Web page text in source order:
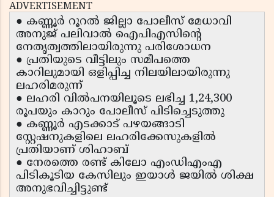
ADVERTISEMENT
● കണ്ണൂർ റൂറൽ ജില്ലാ പോലീസ് മേധാവി
അനുജ് പലിവാൽ ഐപിഎസിൻ്റെ
നേതൃത്വത്തിലായിരുന്നു പരിശോധന
● പ്രതിയുടെ വീട്ടിലും സമീപത്തെ
കാറിലുമായി ഒളിപ്പിച്ച നിലയിലായിരുന്നു
ലഹരിമരുന്ന്
● ലഹരി വിൽപനയിലൂടെ ലഭിച്ച 1,24,300
രൂപയും കാറും പോലീസ് പിടിച്ചെടുത്തു
● കണ്ണൂർ എടക്കാട് പഴയങ്ങാടി
സ്റ്റേഷനുകളിലെ ലഹരിക്കേസുകളിൽ
പ്രതിയാണ് ശിഹാബ്
● നേരത്തെ രണ്ട് കിലോ എംഡിഎംഎ
പിടികൂടിയ കേസിലും ഇയാൾ ജയിൽ ശിക്ഷ
അനുഭവിച്ചിട്ടുണ്ട്